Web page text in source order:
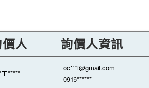
人 詢價人資訊
工*****
oc***i@gmail.com
0916******